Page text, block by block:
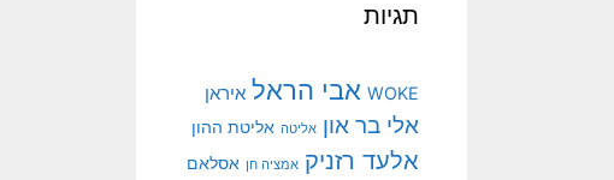
תגיות
WOKE אבי הראל איראן
אלי בר און אליטה אליטת ההון
אלעד רזניק אמציה חן אסלאם